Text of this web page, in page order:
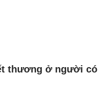
thương ở người có